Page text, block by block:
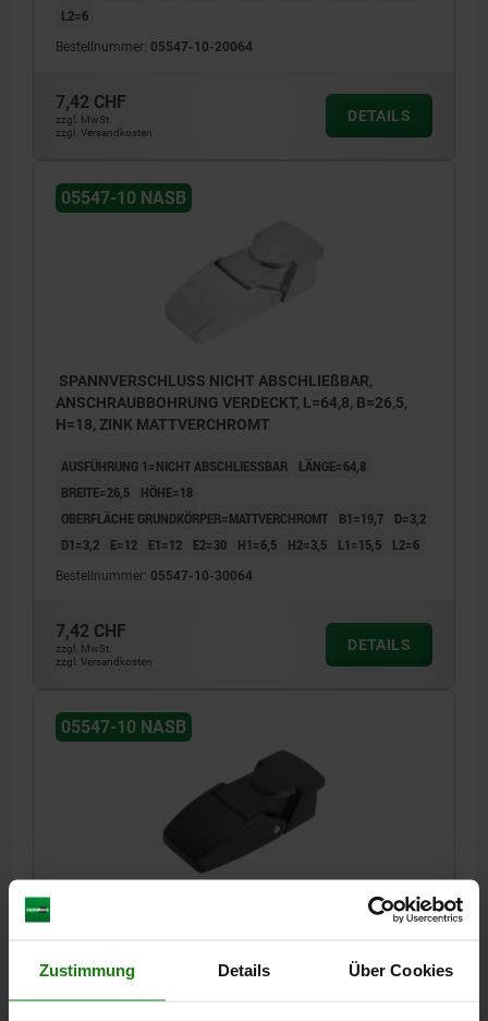
Zustimmung Details Über Cookies
L2=6
Bestellnummer: 05547-10-20064
7,42 CHF
zzgl. MwSt.
zzgl. Versandkosten
DETAILS
05547-10 NASB
SPANNVERSCHLUSS NICHT ABSCHLIEßBAR,
ANSCHRAUBBOHRUNG VERDECKT, L=64,8, B=26,5,
H=18, ZINK MATTVERCHROMT
AUSFÜHRUNG 1=NICHT ABSCHLIESSBAR
LÄNGE=64,8
BREITE=26,5
HÖHE=18
OBERFLÄCHE GRUNDKÖRPER=MATTVERCHROMT
B1=19,7
D=3,2
D1=3,2
E=12 E1=12 E2=30 H1=6,5 H2=3,5 L1=15,5 L2=6
Bestellnummer: 05547-10-30064
7,42 CHF
zzgl. MwSt.
zzgl. Versandkosten
DETAILS
05547-10 NASB
SPANNVERSCHLUSS NICHT ABSCHLIEßBAR,
FARBE GRUNDKÖRPER=SCHWARZ